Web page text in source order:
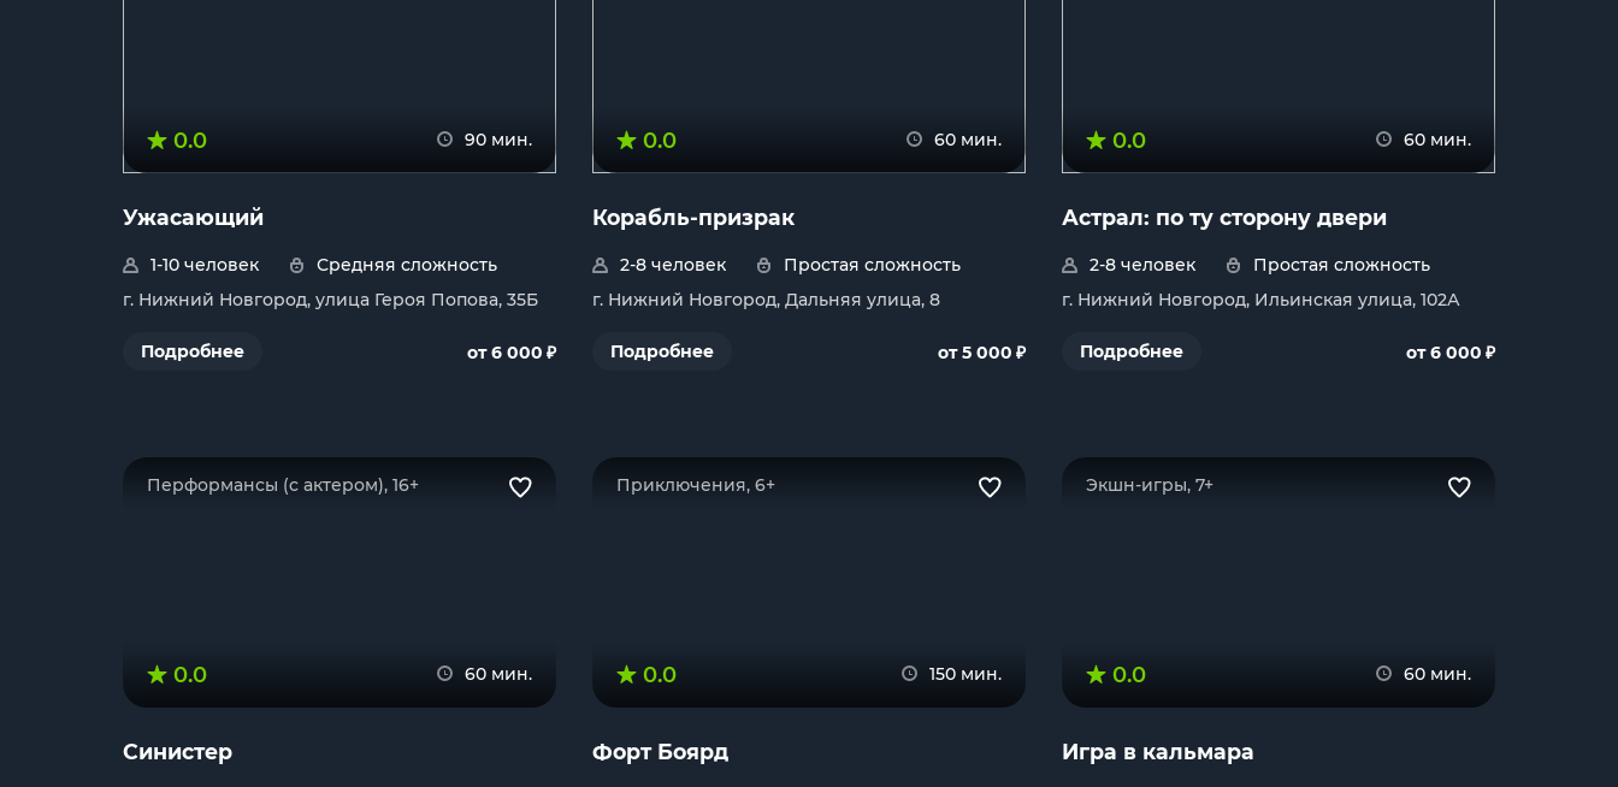
0.0 90 мин.
Ужасающий
1-10 человек
Средняя сложность
г. Нижний Новгород, улица Героя Попова, 35Б
Подробнее от 6 000 ₽
0.0 60 мин.
Корабль-призрак
2-8 человек
Простая сложность
г. Нижний Новгород, Дальняя улица, 8
Подробнее от 5 000 ₽
0.0 60 мин.
Астрал: по ту сторону двери
2-8 человек
Простая сложность
г. Нижний Новгород, Ильинская улица, 102А
Подробнее от 6 000 ₽
Перформансы (с актером), 16+
0.0 60 мин.
Синистер
Приключения, 6+
0.0 150 мин.
Форт Боярд
Экшн-игры, 7+
0.0 60 мин.
Игра в кальмара